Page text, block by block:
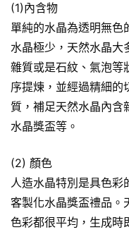
(1)內含物
單純的水晶為透明無色
水晶極少，天然水晶大
雜質或是石紋、氣泡等
序提煉，並經過精細的
質，補足天然水晶內含
水晶獎盃等。
(2) 顏色
人造水晶特別是具色彩
客製化水晶獎盃禮品。
色彩都很平均，生成時